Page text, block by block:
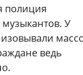
полиция
У
ведь